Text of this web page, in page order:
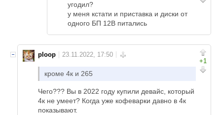
угодил?
у меня кстати и приставка и диски от
одного БП 12В питались
+1
ploop
кроме 4к и 265
Чего??? Вы в 2022 году купили девайс, который
4к не умеет? Когда уже кофеварки давно в 4к
показывают.